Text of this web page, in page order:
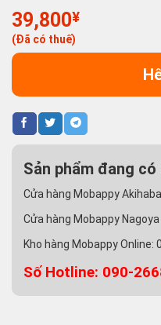
39,800¥
(Đã có thuế)
Sản phẩm đang có
Cửa hàng Mobappy
Cửa hàng Mobappy Nagoya
Kho hàng Mobappy Online: 0
Số Hotline: 090-